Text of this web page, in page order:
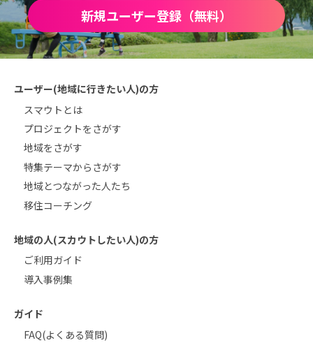
新規ユーザー登録（無料）
ユーザー(地域に行きたい人)の方
スマウトとは
プロジェクトをさがす
地域をさがす
特集テーマからさがす
地域とつながった人たち
移住コーチング
地域の人(スカウトしたい人)の方
ご利用ガイド
導入事例集
ガイド
FAQ(よくある質問)